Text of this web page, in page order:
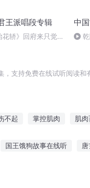
王派唱段专辑
花轿》回府来只觉得
中
支持免费在线试听阅读和
不起 掌控肌肉 肌
国王饿狗故事在线听